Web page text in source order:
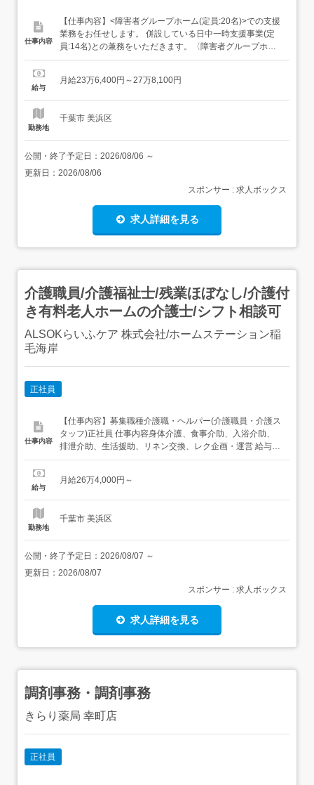
仕事内容
【仕事内容】<障害者グループホーム(定員:20名)>での支援
業務をお任せします。 併設している日中一時支援事業(定
員:14名)との兼務をいただきます。〈障害者グループホー
ム〉障害者20名(男性10名、女性10名)の共同生活の支援の
きます。具体的には、朝は、起床、身支度、朝食などを支
給与
月給23万6,400円～27万8,100円
勤務地
千葉市 美浜区
公開・終了予定日： 2026/08/06 ～
更新日： 2026/08/06
スポンサー : 求人ボックス
求人詳細を見る
介護職員/介護福祉士/残業ほぼなし/介護付
き有料老人ホームの介護士/シフト相談可
ALSOKらいふケア 株式会社/ホームステーション稲
毛海岸
正社員
仕事内容
【仕事内容】募集職種介護職・ヘルパー(介護職員・介護ス
タッフ)正社員 仕事内容身体介護、食事介助、入浴介助、
排泄介助、生活援助、リネン交換、レク企画・運営 給与・
手当<給与>月給264,000円〜<手当>交通費支給:実費(上限
手当:2,000円/回深夜勤手当:4,000円/回 土日手当:8時間以
給与
月給26万4,000円～
勤務地
千葉市 美浜区
公開・終了予定日： 2026/08/07 ～
更新日： 2026/08/07
スポンサー : 求人ボックス
求人詳細を見る
調剤事務・調剤事務
きらり薬局 幸町店
正社員